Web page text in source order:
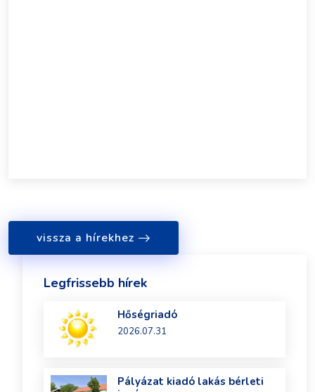
vissza a hírekhez
Legfrissebb hírek
Hőségriadó
2026.07.31
Pályázat kiadó lakás bérleti